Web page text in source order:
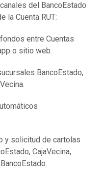
del BancoEstado
la Cuenta RUT:
entre Cuentas
o sitio web.
BancoEstado,
y solicitud de cartolas
CajaVecina,